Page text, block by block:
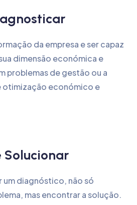
da empresa e ser capaz
dimensão económica e
problemas de gestão ou a
otimização económico e
Solucionar
um diagnóstico, não só
mas encontrar a solução.